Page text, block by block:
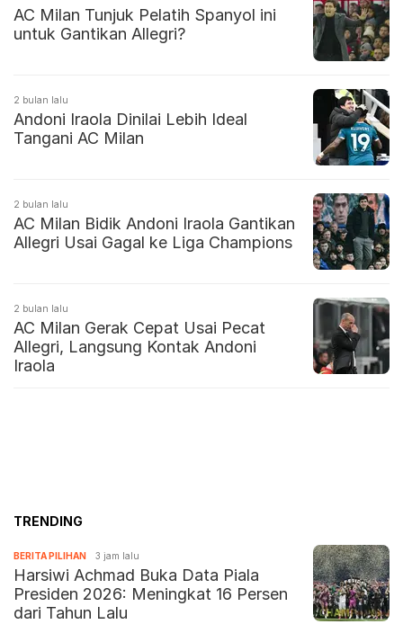
AC Milan Tunjuk Pelatih Spanyol ini
untuk Gantikan Allegri?
2 bulan lalu
Andoni Iraola Dinilai Lebih Ideal
Tangani AC Milan
2 bulan lalu
AC Milan Bidik Andoni Iraola Gantikan
Allegri Usai Gagal ke Liga Champions
2 bulan lalu
AC Milan Gerak Cepat Usai Pecat
Allegri, Langsung Kontak Andoni
Iraola
TRENDING
BERITA PILIHAN 3 jam lalu
Harsiwi Achmad Buka Data Piala
Presiden 2026: Meningkat 16 Persen
dari Tahun Lalu